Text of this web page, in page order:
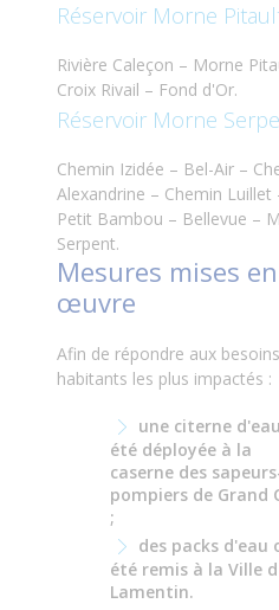
Réservoir Morne
Rivière Caleçon – Morne
Croix Rivail – Fond d'Or.
Réservoir Morne
Chemin Izidée – Bel-Air –
Alexandrine – Chemin Luillet
Petit Bambou – Bellevue –
Serpent.
Mesures mises en
œuvre
Afin de répondre aux
habitants les plus impactés :
une citerne
été déployée à la
caserne des
pompiers de Grand
;
des packs d'eau
été remis à la Ville
Lamentin.